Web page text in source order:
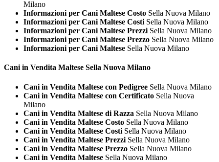
Milano
Informazioni per Cani Maltese Costo Sella Nuova Milano
Informazioni per Cani Maltese Costi Sella Nuova Milano
Informazioni per Cani Maltese Prezzi Sella Nuova Milano
Informazioni per Cani Maltese Prezzo Sella Nuova Milano
Informazioni per Cani Maltese Sella Nuova Milano
Cani in Vendita Maltese Sella Nuova Milano
Cani in Vendita Maltese con Pedigree Sella Nuova Milano
Cani in Vendita Maltese con Certificato Sella Nuova
Milano
Cani in Vendita Maltese di Razza Sella Nuova Milano
Cani in Vendita Maltese Costo Sella Nuova Milano
Cani in Vendita Maltese Costi Sella Nuova Milano
Cani in Vendita Maltese Prezzi Sella Nuova Milano
Cani in Vendita Maltese Prezzo Sella Nuova Milano
Cani in Vendita Maltese Sella Nuova Milano